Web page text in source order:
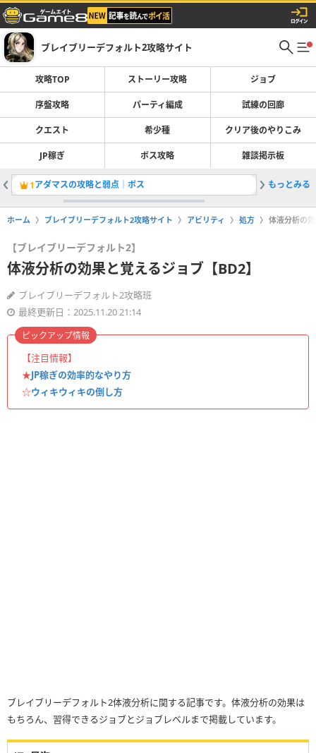
ブレイブリーデフォルト2攻略サイト
攻略TOP ストーリー攻略 ジョブ
序盤攻略 パーティ編成 試練の回廊
クエスト 希少種 クリア後のやりこみ
JP稼ぎ ボス攻略 雑談掲示板
1アダマスの攻略と弱点｜ボス 2希少種
もっとみる
ホーム ブレイブリーデフォルト2攻略サイト アビリティ 処方 体液分析の
【ブレイブリーデフォルト2】
体液分析の効果と覚えるジョブ【BD2】
ブレイブリーデフォルト2攻略班
最終更新日：2025.11.20 21:14
【注目情報】
★JP稼ぎの効率的なやり方
☆ウィキウィキの倒し方
ピックアップ情報
ブレイブリーデフォルト2体液分析に関する記事です。体液分析の効果は
もちろん、習得できるジョブとジョブレベルまで掲載しています。